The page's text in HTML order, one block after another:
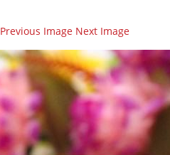
Previous Image Next Image